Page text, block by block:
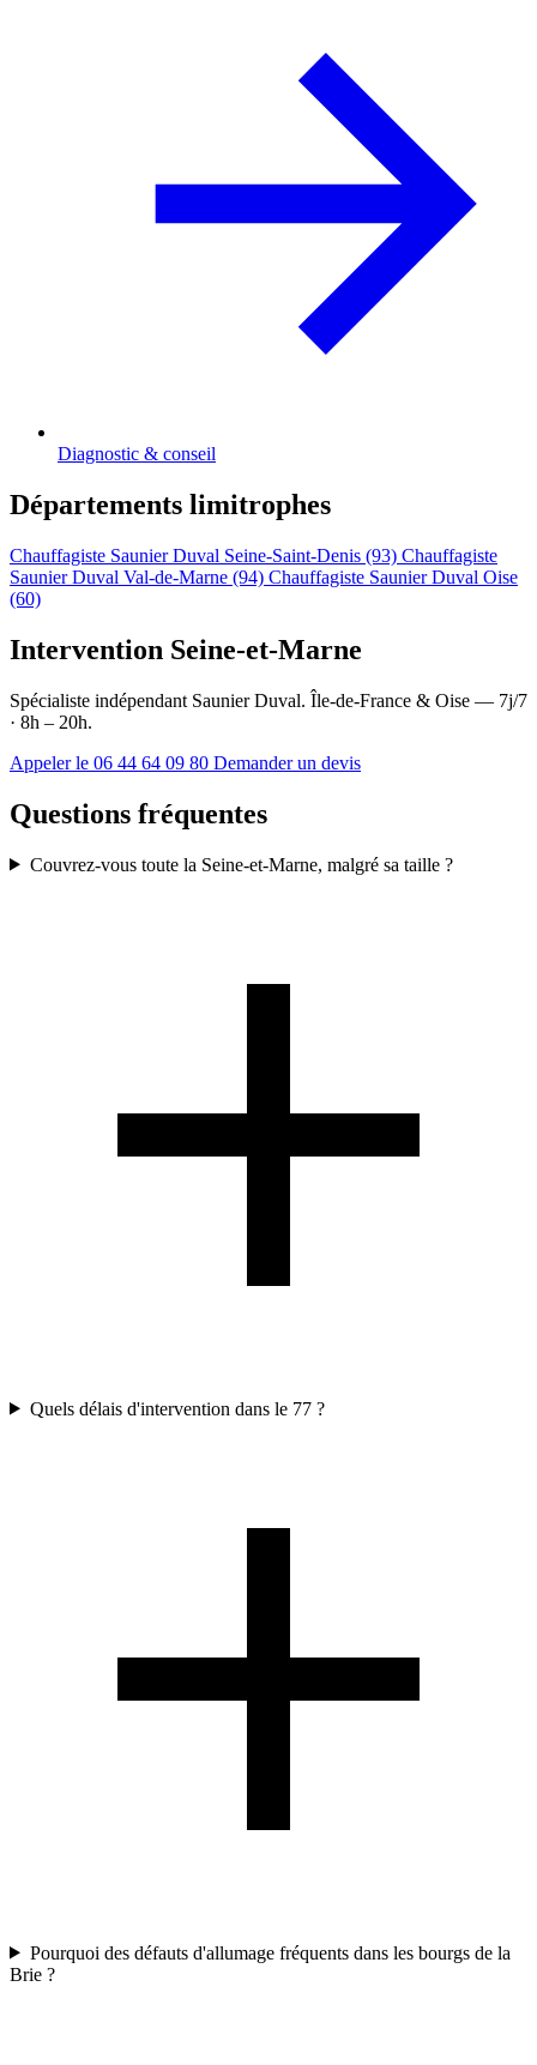
Diagnostic & conseil
Départements limitrophes
Chauffagiste Saunier Duval Seine-Saint-Denis (93) Chauffagiste
Saunier Duval Val-de-Marne (94) Chauffagiste Saunier Duval Oise
(60)
Intervention Seine-et-Marne
Spécialiste indépendant Saunier Duval. Île-de-France & Oise — 7j/7
· 8h – 20h.
Appeler le 06 44 64 09 80 Demander un devis
Questions fréquentes
Couvrez-vous toute la Seine-et-Marne, malgré sa taille ?
Quels délais d'intervention dans le 77 ?
Pourquoi des défauts d'allumage fréquents dans les bourgs de la
Brie ?